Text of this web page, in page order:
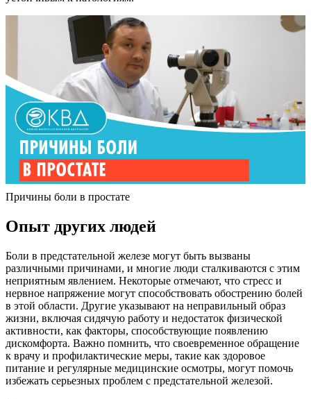
Причины боли в простате
Опыт других людей
Боли в предстательной железе могут быть вызваны
различными причинами, и многие люди сталкиваются с этим
неприятным явлением. Некоторые отмечают, что стресс и
нервное напряжение могут способствовать обострению болей
в этой области. Другие указывают на неправильный образ
жизни, включая сидячую работу и недостаток физической
активности, как факторы, способствующие появлению
дискомфорта. Важно помнить, что своевременное обращение
к врачу и профилактические меры, такие как здоровое
питание и регулярные медицинские осмотры, могут помочь
избежать серьезных проблем с предстательной железой.